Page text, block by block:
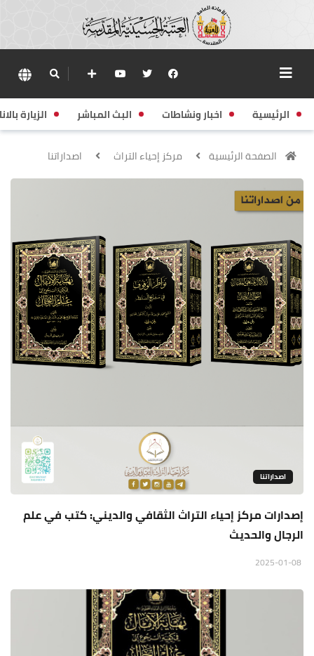
الرئيسية اخبار ونشاطات البث المباشر الزيارة
الصفحة الرئيسية مركز إحياء التراث اصداراتنا
اصداراتنا
إصدارات مركز إحياء التراث الثقافي والديني: كتب في علم
الرجال والحديث